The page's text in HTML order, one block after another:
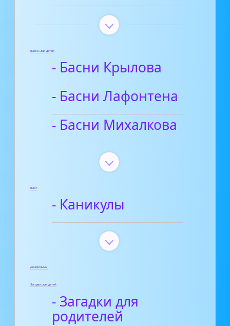
Басни для детей
- Басни Крылова
- Басни Лафонтена
- Басни Михалкова
Блог
- Каникулы
Диафильмы
Загадки для детей
- Загадки для
родителей